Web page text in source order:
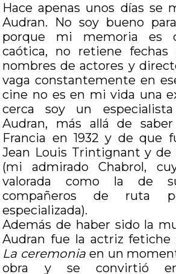
Hace apenas unos días se
Audran. No soy bueno
porque mi memoria es
caótica, no retiene fechas
nombres de actores y
vaga constantemente en
cine no es en mi vida una
cerca soy un
Audran, más allá de
Francia en 1932 y de que
Jean Louis Trintignant y de
(mi admirado Chabrol,
valorada como la de
compañeros de ruta
especializada).
Además de haber sido la
Audran fue la actriz
La ceremonia en un
obra y se convirtió